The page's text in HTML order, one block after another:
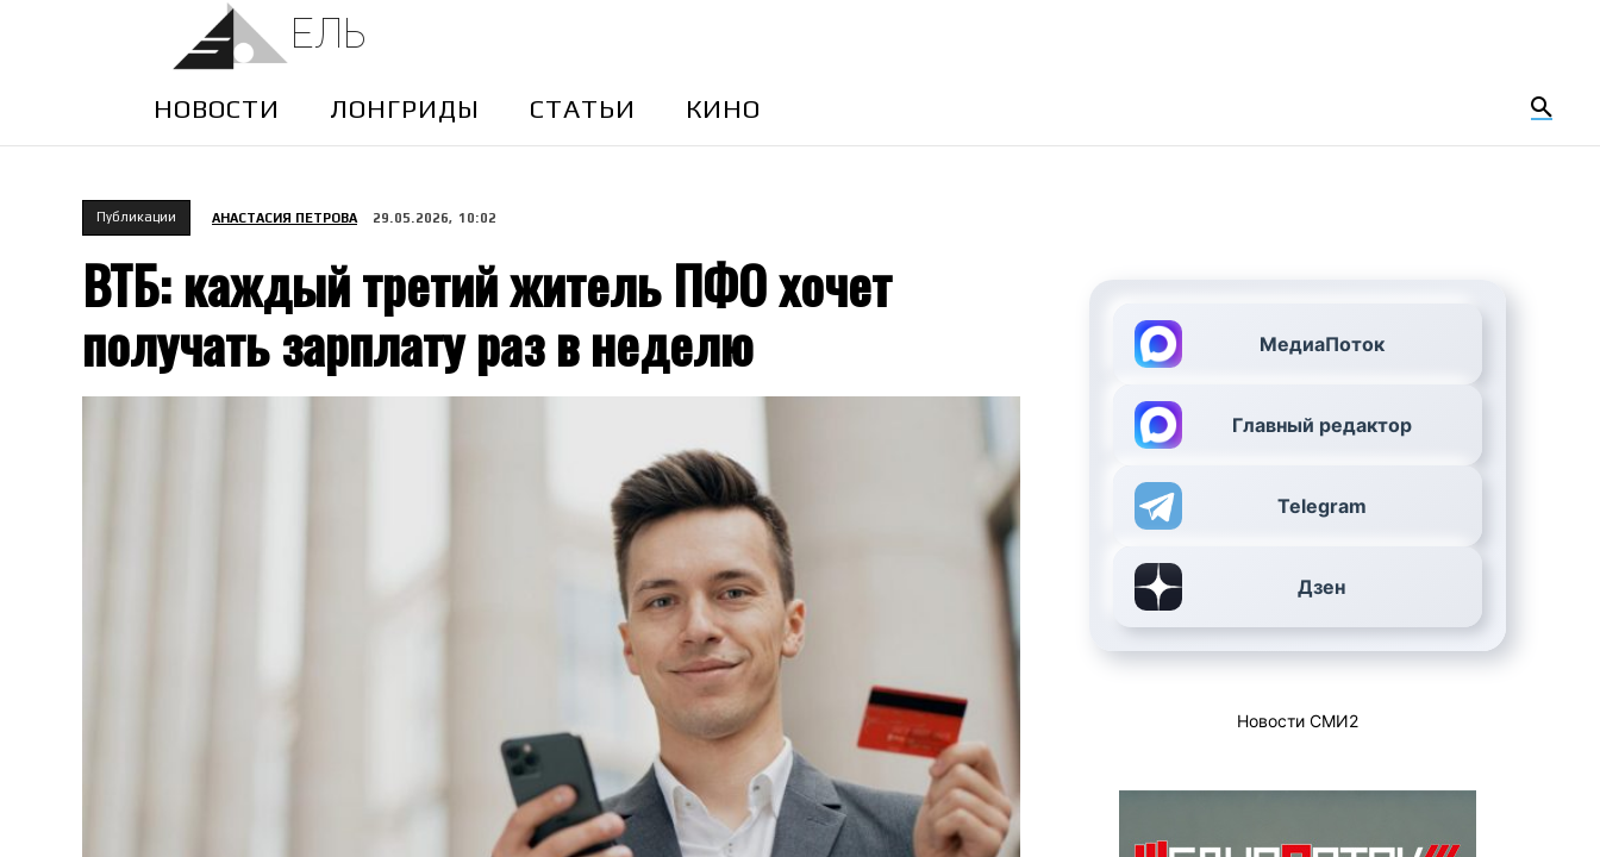
ЕЛЬ
НОВОСТИ ЛОНГРИДЫ CТАТЬИ КИНО
Публикации АНАСТАСИЯ ПЕТРОВА 29.05.2026, 10:02
ВТБ: каждый третий житель ПФО хочет
получать зарплату раз в неделю МедиаПоток
Главный редактор
Telegram
Дзен
Новости СМИ2